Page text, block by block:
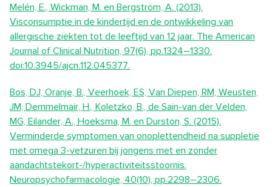
Melén, E., Wickman, M. en Bergström, A. (2013).
Visconsumptie in de kindertijd en de ontwikkeling van
allergische ziekten tot de leeftijd van 12 jaar. The American
Journal of Clinical Nutrition, 97(6), pp.1324–1330.
doi:10.3945/ajcn.112.045377.
Bos, DJ, Oranje, B., Veerhoek, ES, Van Diepen, RM, Weusten,
JM, Demmelmair, H., Koletzko, B., de Sain-van der Velden,
MG, Eilander, A., Hoeksma, M. en Durston, S. (2015).
Verminderde symptomen van onoplettendheid na suppletie
met omega 3-vetzuren bij jongens met en zonder
aandachtstekort-/hyperactiviteitsstoornis.
Neuropsychofarmacologie, 40(10), pp.2298–2306.